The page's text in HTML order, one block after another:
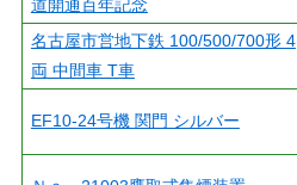
道開通百年記念
名古屋市営地下鉄 100/500/700形 4
両 中間車 T車
EF10-24号機 関門 シルバー